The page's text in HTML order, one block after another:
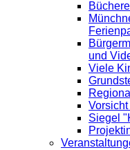
und
Viele
Siegel